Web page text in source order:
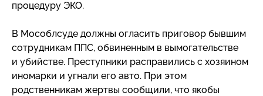
процедуру ЭКО.
В Мособлсуде должны огласить приговор бывшим
сотрудникам ППС, обвиненным в вымогательстве
и убийстве. Преступники расправились с хозяином
иномарки и угнали его авто. При этом
родственникам жертвы сообщили, что якобы